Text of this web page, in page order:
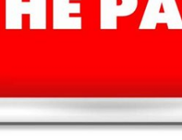
высококачественных бит